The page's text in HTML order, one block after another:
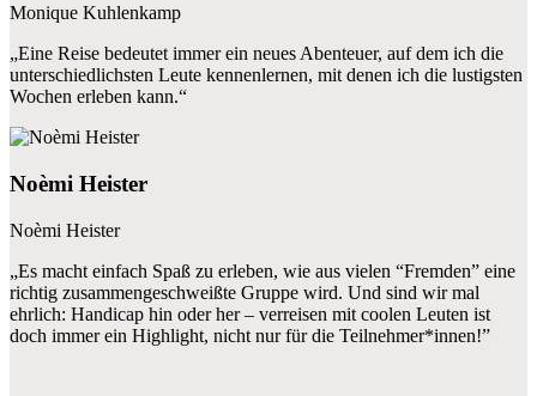
Monique Kuhlenkamp
„Eine Reise bedeutet immer ein neues Abenteuer, auf dem ich die
unterschiedlichsten Leute kennenlernen, mit denen ich die lustigsten
Wochen erleben kann.“
Noèmi Heister
Noèmi Heister
„Es macht einfach Spaß zu erleben, wie aus vielen “Fremden” eine
richtig zusammengeschweißte Gruppe wird. Und sind wir mal
ehrlich: Handicap hin oder her – verreisen mit coolen Leuten ist
doch immer ein Highlight, nicht nur für die Teilnehmer*innen!”